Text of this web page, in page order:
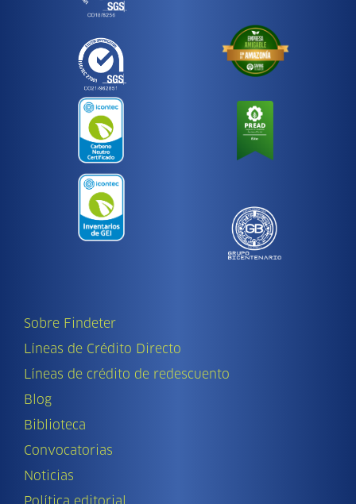
Sobre Findeter
Líneas de Crédito Directo
Líneas de crédito de redescuento
Blog
Biblioteca
Convocatorias
Noticias
Política editorial